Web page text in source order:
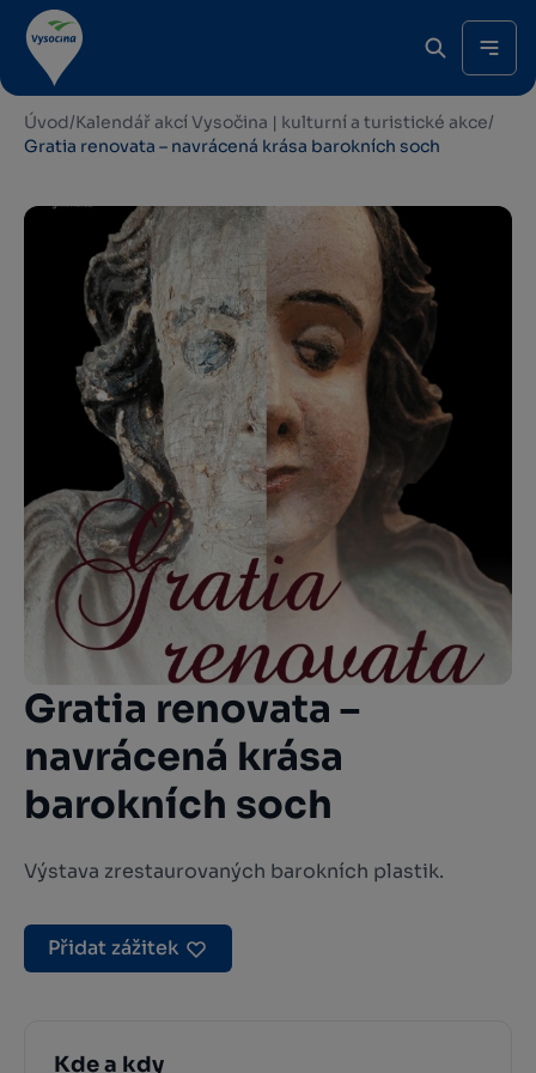
Úvod/Kalendář akcí Vysočina | kulturní a turistické akce/
Gratia renovata – navrácená krása barokních soch
Gratia renovata –
navrácená krása
barokních soch
Výstava zrestaurovaných barokních plastik.
Přidat zážitek
Kde a kdy